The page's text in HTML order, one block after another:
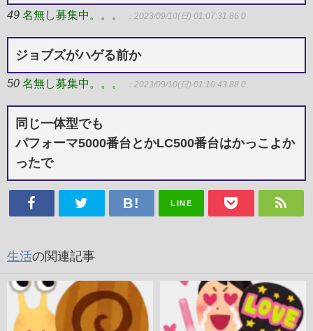
49 名無し募集中。。。 ：2023/09/10(日) 01:07:31.86 0
ジョブズがハゲる前か
50 名無し募集中。。。 ：2023/09/10(日) 01:10:43.88 0
同じ一体型でも
パフォーマ5000番台とかLC500番台はかっこよか
ったで
LINE
生活の関連記事